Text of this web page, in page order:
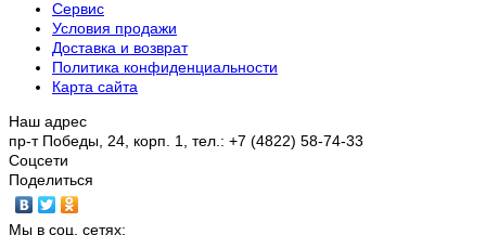
Сервис
Условия продажи
Доставка и возврат
Политика конфиденциальности
Карта сайта
Наш адрес
пр-т Победы, 24, корп. 1, тел.: +7 (4822) 58-74-33
Соцсети
Поделиться
Мы в соц. сетях: